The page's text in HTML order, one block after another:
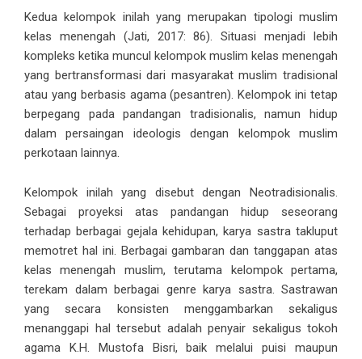
Kedua kelompok inilah yang merupakan tipologi muslim
kelas menengah (Jati, 2017: 86). Situasi menjadi lebih
kompleks ketika muncul kelompok muslim kelas menengah
yang bertransformasi dari masyarakat muslim tradisional
atau yang berbasis agama (pesantren). Kelompok ini tetap
berpegang pada pandangan tradisionalis, namun hidup
dalam persaingan ideologis dengan kelompok muslim
perkotaan lainnya.
Kelompok inilah yang disebut dengan Neotradisionalis.
Sebagai proyeksi atas pandangan hidup seseorang
terhadap berbagai gejala kehidupan, karya sastra takluput
memotret hal ini. Berbagai gambaran dan tanggapan atas
kelas menengah muslim, terutama kelompok pertama,
terekam dalam berbagai genre karya sastra. Sastrawan
yang secara konsisten menggambarkan sekaligus
menanggapi hal tersebut adalah penyair sekaligus tokoh
agama K.H. Mustofa Bisri, baik melalui puisi maupun